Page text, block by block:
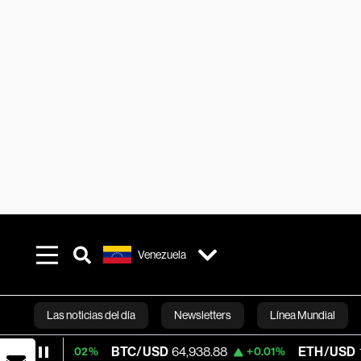
Venezuela
Las noticias del día Newsletters Línea Mundial
Bloomberg
BTC/USD 64,938.88 +0.01% ETH/USD 1,914.198